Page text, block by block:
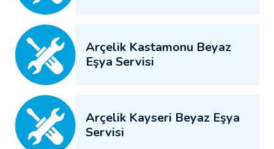
Arçelik Kastamonu Beyaz
Eşya Servisi
Arçelik Kayseri Beyaz Eşya
Servisi